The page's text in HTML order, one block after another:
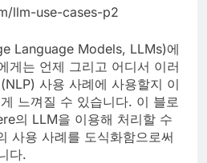
llm-use-cases-p2
Language Models, LLMs)에
게는 언제 그리고 어디서 이러
사용 사례에 사용할지 이
느껴질 수 있습니다. 이 블로
의 LLM을 이용해 처리할 수
사용 사례를 도식화함으로써
다.